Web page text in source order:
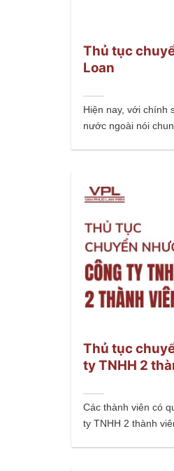
Thủ tục
Loan
Hiện nay, với chính
nước ngoài nói
Thủ tục
ty TNHH 2
Các thành viên có
ty TNHH 2 thành